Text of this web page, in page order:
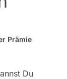
Prämie
Du